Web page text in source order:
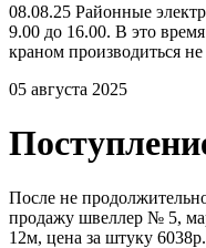
08.08.25 Районные
9.00 до 16.00. В это
краном производиться не
05 августа 2025
После не
продажу швеллер № 5,
12м, цена за штуку 6038р.